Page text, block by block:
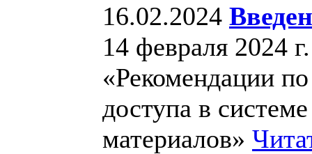
16.02.2024
14 февраля 2024
«Рекомендации
доступа в
материалов»